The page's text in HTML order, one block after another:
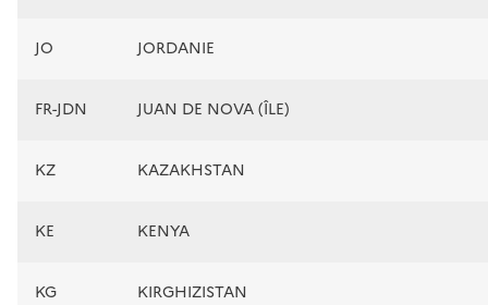
JO JORDANIE
FR-JDN JUAN DE NOVA (ÎLE)
KZ KAZAKHSTAN
KE KENYA
KG KIRGHIZISTAN